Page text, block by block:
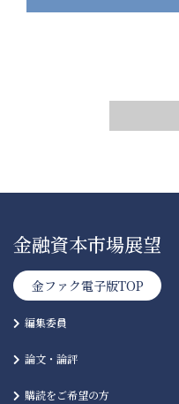
金融資本市場展望
金ファク電子版TOP
編集委員
論文・論評
購読をご希望の方